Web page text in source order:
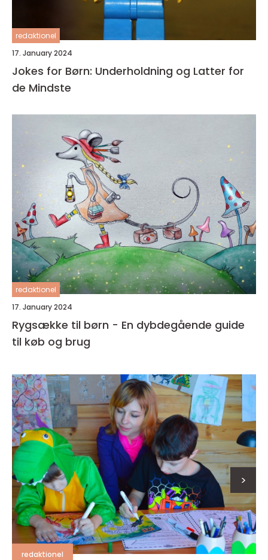
redaktionel
17. January 2024
Jokes for Børn: Underholdning og Latter for
de Mindste
redaktionel
17. January 2024
Rygsække til børn - En dybdegående guide
til køb og brug
redaktionel
>